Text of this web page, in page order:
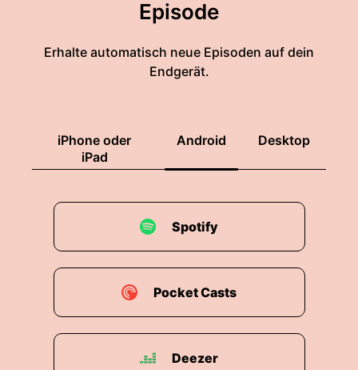
Episode
Erhalte automatisch neue Episoden auf dein
Endgerät.
iPhone oder
iPad
Android Desktop
Spotify
Pocket Casts
Deezer